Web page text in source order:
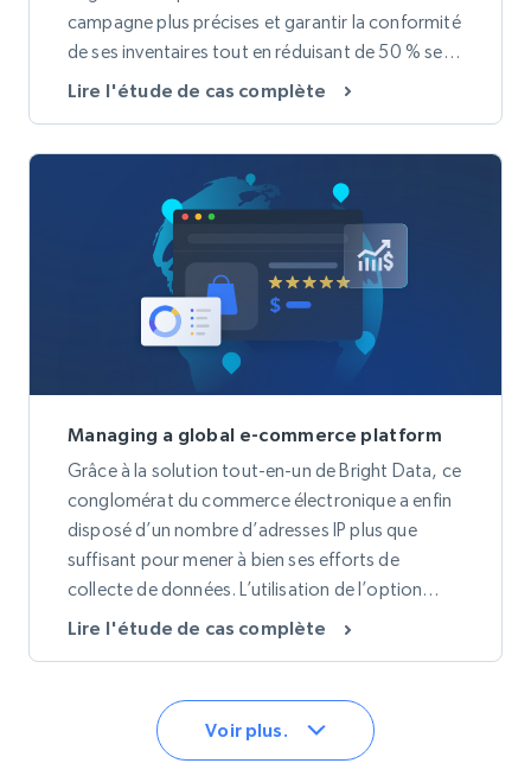
campagne plus précises et garantir la conformité
de ses inventaires tout en réduisant de 50 % ses
dépenses en proxys.
Lire l'étude de cas complète
Managing a global e-commerce platform
Grâce à la solution tout-en-un de Bright Data, ce
conglomérat du commerce électronique a enfin
disposé d’un nombre d’adresses IP plus que
suffisant pour mener à bien ses efforts de
collecte de données. L’utilisation de l’option
Waterfall et du préréglage « achats en ligne »
passante globale.
Lire l'étude de cas complète
Voir plus.